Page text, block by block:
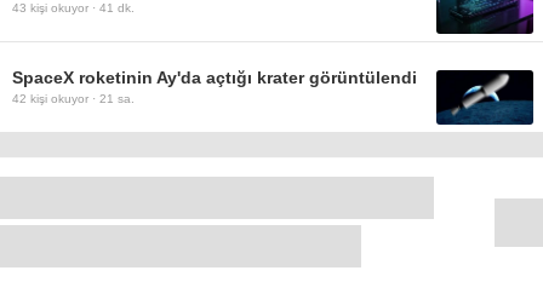
43 kişi okuyor · 41 dk.
SpaceX roketinin Ay'da açtığı krater görüntülendi
42 kişi okuyor · 21 sa.